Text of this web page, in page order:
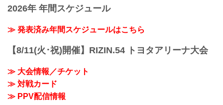
可
(但し食べ物、ビン、カン、アルコールの
ったね、ありがとうございます。
ーー目の傷が痛そうで...
vol.3
ーーグラップリングタッグマッチを終え
金原 やっぱこう、タッグの難しさ、グラ
presents RIZIN LANDMARK vol.3の出場
関鉄矢「派手に勝ちたい！派手に勝ちた
いです！」
関鉄矢 試合後インタビュー / +WEED
presents RIZIN LANDMARK vol.3
2026年 年間スケジュール
≫ 発表済み年間スケジュールはこちら
【8/11(火･祝)開催】RIZIN.54 トヨタアリーナ大会
≫ 大会情報／チケット
≫ 対戦カード
≫ PPV配信情報